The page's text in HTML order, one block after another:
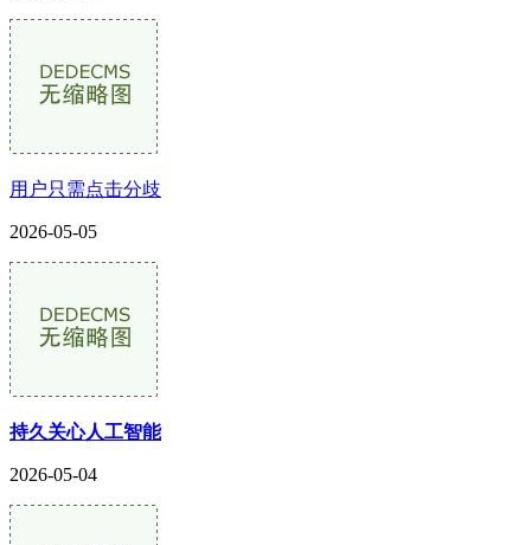
用户只需点击分歧
2026-05-05
持久关心人工智能
2026-05-04